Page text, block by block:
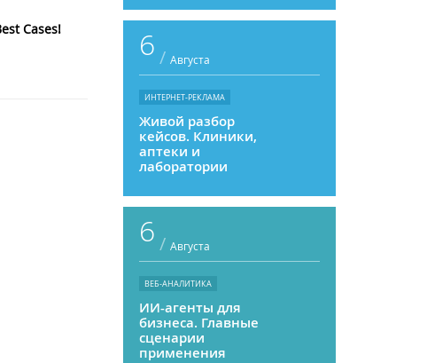
Cases!
увеличить
продажи
6 / Августа
ИНТЕРНЕТ-РЕКЛАМА
Живой разбор
кейсов. Клиники,
аптеки и
лаборатории
6 / Августа
ВЕБ-АНАЛИТИКА
ИИ-агенты для
бизнеса. Главные
сценарии
применения